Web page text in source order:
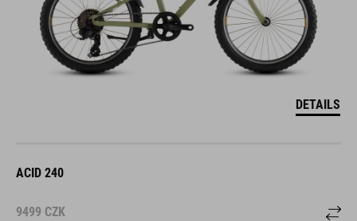
DETAILS
ACID 240
9499 CZK